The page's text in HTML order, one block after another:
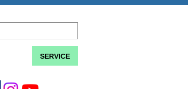
SERVICE